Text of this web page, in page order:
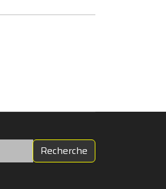
Recherche